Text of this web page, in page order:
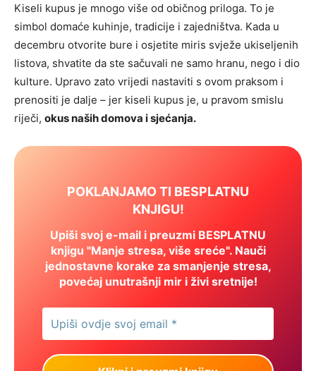
Kiseli kupus je mnogo više od običnog priloga. To je
simbol domaće kuhinje, tradicije i zajedništva. Kada u
decembru otvorite bure i osjetite miris svježe ukiseljenih
listova, shvatite da ste sačuvali ne samo hranu, nego i dio
kulture. Upravo zato vrijedi nastaviti s ovom praksom i
prenositi je dalje – jer kiseli kupus je, u pravom smislu
riječi, okus naših domova i sjećanja.
POKLANJAMO TI BESPLATNU
KNJIGU!
Upiši svoj e-mail i preuzmi BESPLATNU
knjigu "Manje stresa, više sreće". Nauči
jednostavne korake za smanjenje stresa,
povećaj unutrašnji mir i živi sretnije!